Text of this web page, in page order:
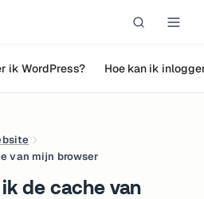
ik WordPress? Hoe kan ik
van mijn browser
de cache van